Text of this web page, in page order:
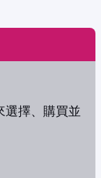
選擇、購買並